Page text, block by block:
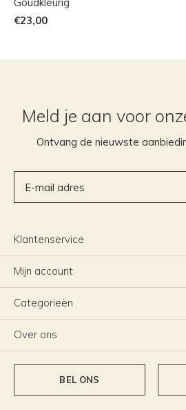
Goudkleurig
€23,00
Meld je aan voor
Ontvang de nieuwste
Klantenservice
Mijn account
Categorieën
Over ons
BEL ONS